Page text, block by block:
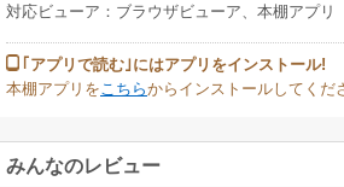
対応ビューア：ブラウザビューア、本棚アプリ
｢アプリで読む｣にはアプリをインストール!
本棚アプリを こちらからインストールしてくだ
みんなのレビュー